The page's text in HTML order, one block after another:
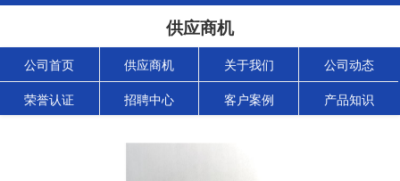
供应商机
公司首页 供应商机 关于我们 公司动态
荣誉认证 招聘中心 客户案例 产品知识